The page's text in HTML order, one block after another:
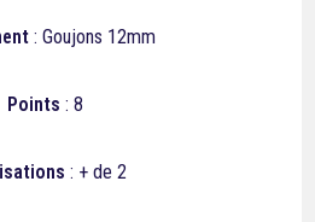
: Goujons 12mm
Points : 8
: + de 2